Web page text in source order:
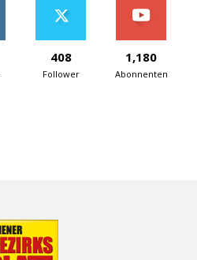
408
Follower
1,180
Abonnenten